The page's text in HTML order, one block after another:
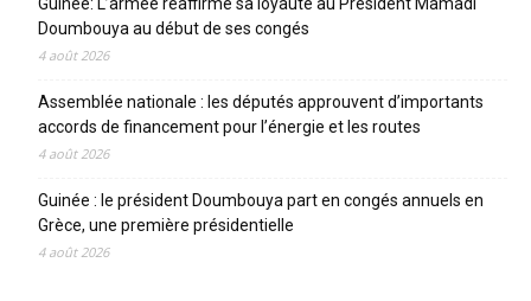
Guinée: L’armée réaffirme sa loyauté au Président Mamadi
Doumbouya au début de ses congés
4 août 2026
Assemblée nationale : les députés approuvent d’importants
accords de financement pour l’énergie et les routes
4 août 2026
Guinée : le président Doumbouya part en congés annuels en
Grèce, une première présidentielle
4 août 2026